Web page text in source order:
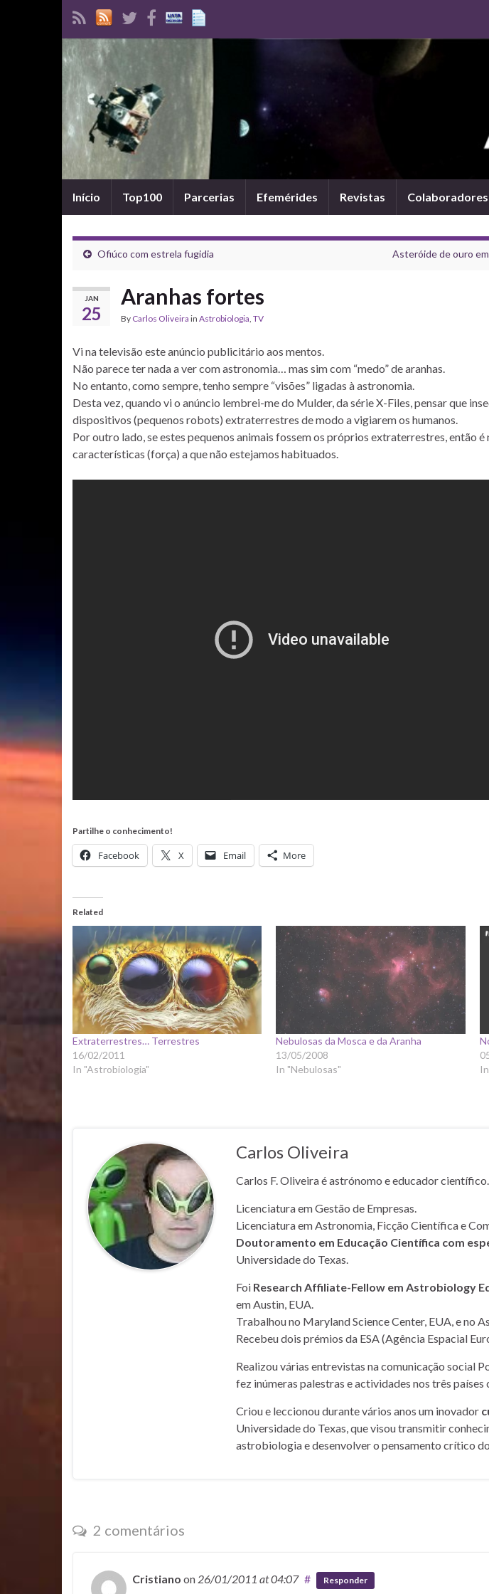
Início Top100 Parcerias Efemérides Revistas Colaboradores
Ofiúco com estrela fugidia Asteróide de ouro
JAN
25
Aranhas fortes
By Carlos Oliveira in Astrobiologia, TV
Vi na televisão este anúncio publicitário aos mentos.
Não parece ter nada a ver com astronomia… mas sim com “medo” de aranhas.
No entanto, como sempre, tenho sempre “visões” ligadas à astronomia.
Desta vez, quando vi o anúncio lembrei-me do Mulder, da série X-Files, pensar que
dispositivos (pequenos robots) extraterrestres de modo a vigiarem os humanos.
Por outro lado, se estes pequenos animais fossem os próprios extraterrestres, então é
características (força) a que não estejamos habituados.
Partilhe o conhecimento!
Facebook X Email More
Related
Extraterrestres… Terrestres
16/02/2011
In "Astrobiologia"
Nebulosas da Mosca e da Aranha
13/05/2008
In "Nebulosas"
Carlos Oliveira
Carlos F. Oliveira é astrónomo e educador científico.
Licenciatura em Gestão de Empresas.
Licenciatura em Astronomia, Ficção Científica e
Doutoramento em Educação Científica com
Universidade do Texas.
Foi Research Affiliate-Fellow em Astrobiology
em Austin, EUA.
Trabalhou no Maryland Science Center, EUA, e no
Recebeu dois prémios da ESA (Agência Espacial
Realizou várias entrevistas na comunicação social
fez inúmeras palestras e actividades nos três países
Criou e leccionou durante vários anos um inovador
Universidade do Texas, que visou transmitir
astrobiologia e desenvolver o pensamento crítico
2 comentários
Cristiano on 26/01/2011 at 04:07 # Responder